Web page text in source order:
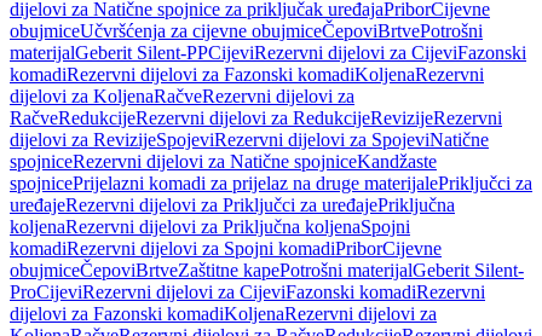
dijelovi za Natične spojnice za priključak uređajaPriborCijevne
obujmiceUčvršćenja za cijevne obujmiceČepoviBrtvePotrošni
materijalGeberit Silent-PPCijeviRezervni dijelovi za CijeviFazonski
komadiRezervni dijelovi za Fazonski komadiKoljenaRezervni
dijelovi za KoljenaRačveRezervni dijelovi za
RačveRedukcijeRezervni dijelovi za RedukcijeRevizijeRezervni
dijelovi za RevizijeSpojeviRezervni dijelovi za SpojeviNatične
spojniceRezervni dijelovi za Natične spojniceKandžaste
spojnicePrijelazni komadi za prijelaz na druge materijalePriključci za
uređajeRezervni dijelovi za Priključci za uređajePriključna
koljenaRezervni dijelovi za Priključna koljenaSpojni
komadiRezervni dijelovi za Spojni komadiPriborCijevne
obujmiceČepoviBrtveZaštitne kapePotrošni materijalGeberit Silent-
ProCijeviRezervni dijelovi za CijeviFazonski komadiRezervni
dijelovi za Fazonski komadiKoljenaRezervni dijelovi za